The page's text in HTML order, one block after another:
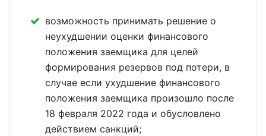
возможность принимать решение о
неухудшении оценки финансового
положения заемщика для целей
формирования резервов под потери, в
случае если ухудшение финансового
положения заемщика произошло после
18 февраля 2022 года и обусловлено
действием санкций;